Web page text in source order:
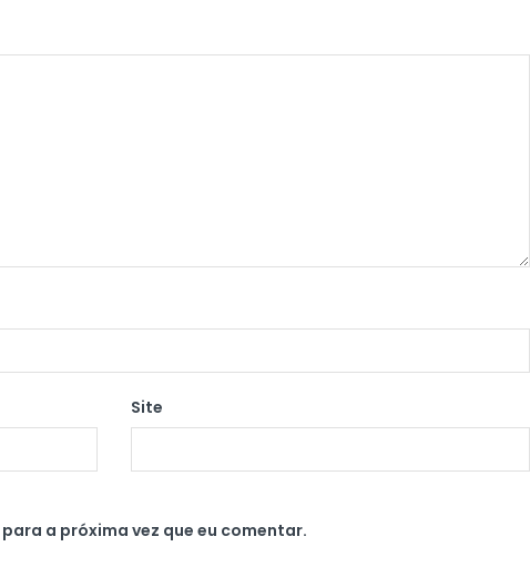
Site
a próxima vez que eu comentar.